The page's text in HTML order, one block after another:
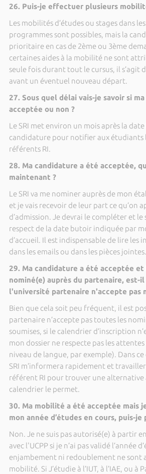
26. Puis-je effectuer plusieurs
Les mobilités d’études ou stages dans
programmes sont possibles, mais la
prioritaire en cas de 2ème ou 3ème
certaines aides à la mobilité ne sont
seule fois durant tout le cursus, il s’agit
avant un éventuel nouveau départ.
27. Sous quel délai vais-je savoir si
acceptée ou non ?
Le SRI met environ un mois après la
candidature pour notifier aux étudiants
référents RI.
28. Ma candidature a été acceptée,
maintenant ?
Le SRI va me nominer auprès de mon
et je vais recevoir de leur part ce qu’on
d’admission. Je devrai le compléter et
respect de la date butoir indiquée par
d’accueil. Il est indispensable de lire
dans les emails ou dans les pièces jointes.
29. Ma candidature a été acceptée et
nominé(e) auprès du partenaire, est-
l'université partenaire n'accepte pas
Bien que cela soit peu fréquent, il est
partenaire n’accepte pas toutes les
soumises, si le calendrier d’inscription
mon dossier ne respecte pas les
niveau de langue, par exemple). Dans ce
SRI m’informera rapidement et
référent RI pour trouver une alternative
calendrier le permet.
30. Ma mobilité a été acceptée mais
mon année d’études en cours, puis-je
Non. Je ne suis pas autorisé(e) à partir
avec l'UCPP si je n’ai pas validé l’année
enjambement ni redoublement ne sont
mobilité. Si J’étudie à l’IUT, à l’IAE, ou à